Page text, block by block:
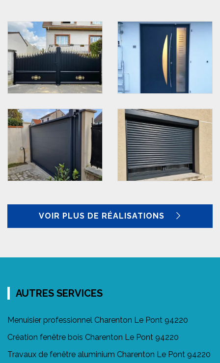
VOIR PLUS DE RÉALISATIONS
AUTRES SERVICES
Menuisier professionnel Charenton Le Pont 94220
Création fenêtre bois Charenton Le Pont 94220
Travaux de fenêtre aluminium Charenton Le Pont 94220